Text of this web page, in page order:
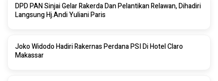
DPD PAN Sinjai Gelar Rakerda Dan Pelantikan Relawan, Dihadiri
Langsung Hj.Andi Yuliani Paris
Joko Widodo Hadiri Rakernas Perdana PSI Di Hotel Claro
Makassar